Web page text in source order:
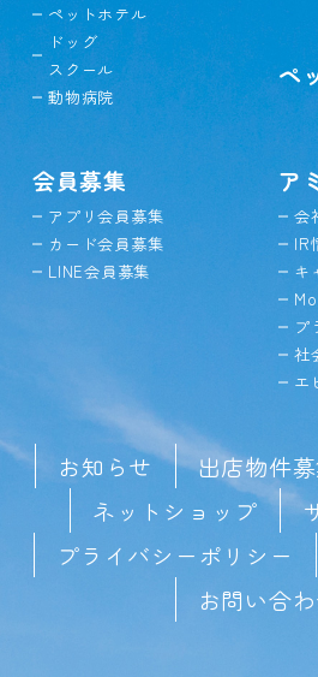
ペットホテル
ドッグ
スクール
動物病院
ペ
会員募集
アプリ会員募集
カード会員募集
LINE会員募集
ア
会
IR
キ
プ
社
エ
お知らせ 出店物件
ネットショップ
プライバシーポリシー
お問い合